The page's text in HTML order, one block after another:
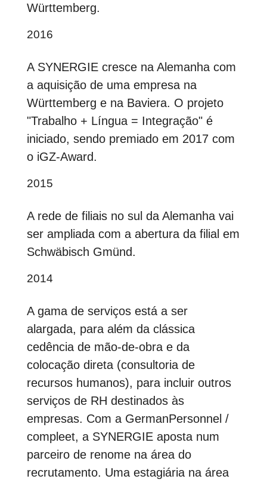
Württemberg.
2016
A SYNERGIE cresce na Alemanha com
a aquisição de uma empresa na
Württemberg e na Baviera. O projeto
"Trabalho + Língua = Integração" é
iniciado, sendo premiado em 2017 com
o iGZ-Award.
2015
A rede de filiais no sul da Alemanha vai
ser ampliada com a abertura da filial em
Schwäbisch Gmünd.
2014
A gama de serviços está a ser
alargada, para além da clássica
cedência de mão-de-obra e da
colocação direta (consultoria de
recursos humanos), para incluir outros
serviços de RH destinados às
empresas. Com a GermanPersonnel /
compleet, a SYNERGIE aposta num
parceiro de renome na área do
recrutamento. Uma estagiária na área